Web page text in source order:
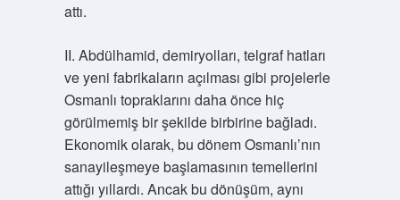
attı.
II. Abdülhamid, demiryolları, telgraf hatları
ve yeni fabrikaların açılması gibi projelerle
Osmanlı topraklarını daha önce hiç
görülmemiş bir şekilde birbirine bağladı.
Ekonomik olarak, bu dönem Osmanlı’nın
sanayileşmeye başlamasının temellerini
attığı yıllardı. Ancak bu dönüşüm, aynı